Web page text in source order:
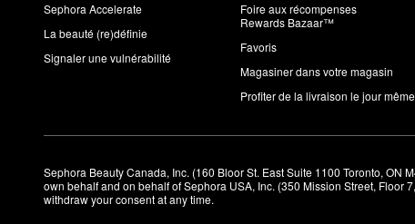
Sephora Accelerate
La beauté (re)définie
Signaler une vulnérabilité
Foire aux récompenses
Rewards Bazaar™
Favoris
Magasiner dans votre magasin
Profiter de la livraison le jour même
Sephora Beauty Canada, Inc. (160 Bloor St. East Suite 1100 Toronto, ON
own behalf and on behalf of Sephora USA, Inc. (350 Mission Street, Floor
withdraw your consent at any time.